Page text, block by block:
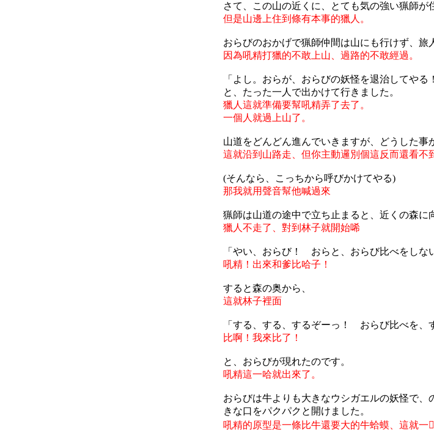
さて、この山の近くに、とても気の強い猟師が
但是山邊上住到條有本事的獵人。
おらびのおかげで猟師仲間は山にも行けず、旅
因為吼精打獵的不敢上山、過路的不敢經過。
「よし。おらが、おらびの妖怪を退治してやる
と、たった一人で出かけて行きました。
獵人這就準備要幫吼精弄了去了。
一個人就過上山了。
山道をどんどん進んでいきますが、どうした事
這就沿到山路走、但你主動邏別個這反而還看不
(そんなら、こっちから呼びかけてやる)
那我就用聲音幫他喊過來
猟師は山道の途中で立ち止まると、近くの森に
獵人不走了、對到林子就開始唏
「やい、おらび！ おらと、おらび比べをしな
吼精！出來和爹比哈子！
すると森の奥から、
這就林子裡面
「する、する、するぞーっ！ おらび比べを、
比啊！我來比了！
と、おらびが現れたのです。
吼精這一哈就出來了。
おらびは牛よりも大きなウシガエルの妖怪で
きな口をパクパクと開けました。
吼精的原型是一條比牛還要大的牛蛤蟆、這就一